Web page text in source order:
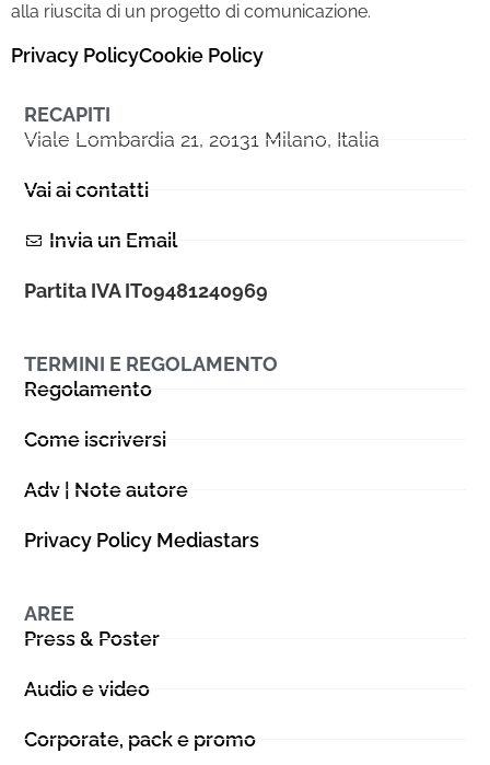
alla riuscita di un progetto di comunicazione.
Privacy PolicyCookie Policy
RECAPITI
Viale Lombardia 21, 20131 Milano, Italia
Vai ai contatti
Invia un Email
Partita IVA IT09481240969
TERMINI E REGOLAMENTO
Regolamento
Come iscriversi
Adv | Note autore
Privacy Policy Mediastars
AREE
Press & Poster
Audio e video
Corporate, pack e promo